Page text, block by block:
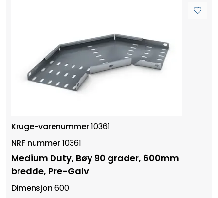
10361
10361
Medium Duty, Bøy 90 grader, 600mm
bredde, Pre-Galv
600